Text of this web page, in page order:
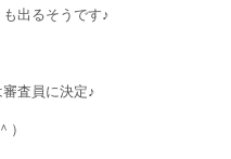
出るそうです♪
査員に決定♪
）